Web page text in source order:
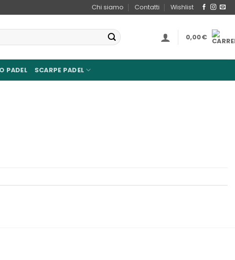
Chi siamo Contatti Wishlist
0,00€
PADEL SCARPE PADEL